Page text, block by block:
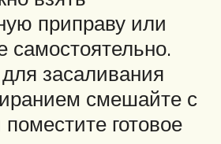
приправу или
самостоятельно.
засаливания
смешайте с
готовое